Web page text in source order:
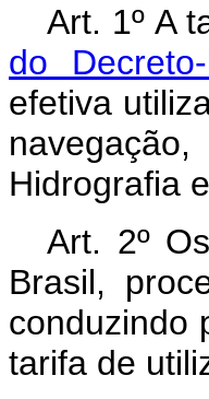
Art. 1º A
do
efetiva
Hidrografia
Art. 2º
Brasil,
conduzindo
tarifa de